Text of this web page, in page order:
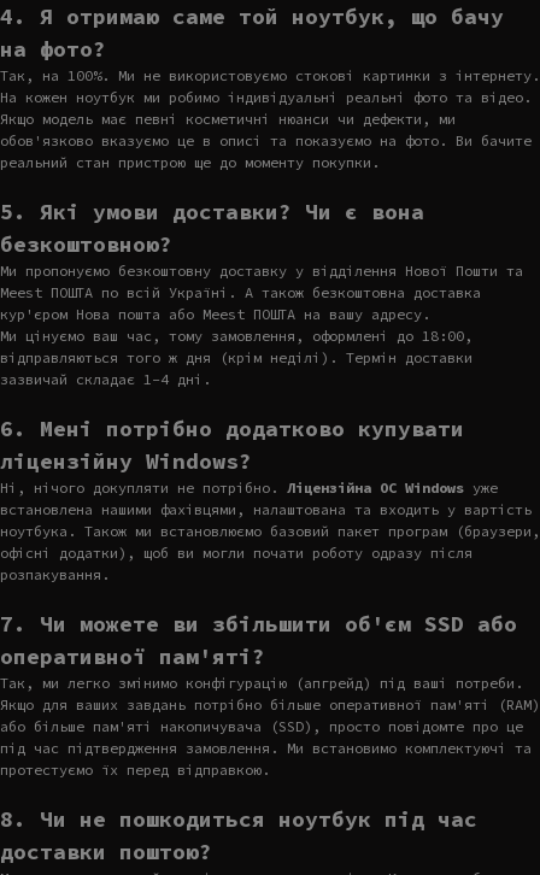
4. Я отримаю саме той ноутбук, що бачу
на фото?
Так, на 100%. Ми не використовуємо стокові картинки з інтернету.
На кожен ноутбук ми робимо індивідуальні реальні фото та відео.
Якщо модель має певні косметичні нюанси чи дефекти, ми
обов'язково вказуємо це в описі та показуємо на фото. Ви бачите
реальний стан пристрою ще до моменту покупки.
5. Які умови доставки? Чи є вона
безкоштовною?
Ми пропонуємо безкоштовну доставку у відділення Нової Пошти та
Meest ПОШТА по всій Україні. А також безкоштовна доставка
кур'єром Нова пошта або Meest ПОШТА на вашу адресу.
Ми цінуємо ваш час, тому замовлення, оформлені до 18:00,
відправляються того ж дня (крім неділі). Термін доставки
зазвичай складає 1-4 дні.
6. Мені потрібно додатково купувати
ліцензійну Windows?
Ні, нічого докупляти не потрібно. Ліцензійна ОС Windows уже
встановлена нашими фахівцями, налаштована та входить у вартість
ноутбука. Також ми встановлюємо базовий пакет програм (браузери,
офісні додатки), щоб ви могли почати роботу одразу після
розпакування.
7. Чи можете ви збільшити об'єм SSD або
оперативної пам'яті?
Так, ми легко змінимо конфігурацію (апгрейд) під ваші потреби.
Якщо для ваших завдань потрібно більше оперативної пам'яті (RAM)
або більше пам'яті накопичувача (SSD), просто повідомте про це
під час підтвердження замовлення. Ми встановимо комплектуючі та
протестуємо їх перед відправкою.
8. Чи не пошкодиться ноутбук під час
доставки поштою?